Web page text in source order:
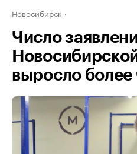
Новосибирск
Число
выросло более